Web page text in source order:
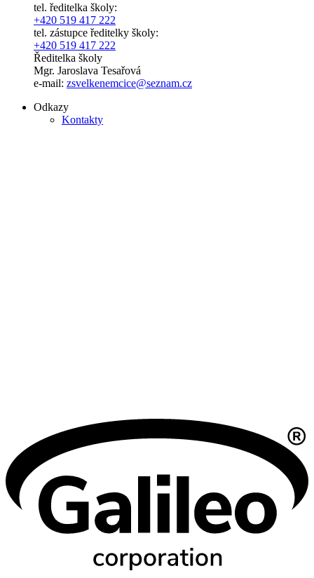
tel. ředitelka školy:
+420 519 417 222
tel. zástupce ředitelky školy:
+420 519 417 222
Ředitelka školy
Mgr. Jaroslava Tesařová
e-mail: zsvelkenemcice@seznam.cz
Odkazy
Kontakty